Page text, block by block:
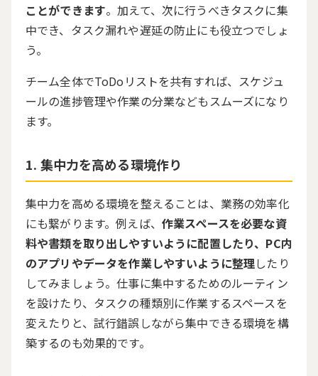
ことができます。加えて、次に行うべきタスクに集
中でき、タスク漏れや遅延の防止にも役立つでしょ
う。
チーム全体でToDoリストを共有すれば、スケジュ
ールの進捗管理や作業の分業などもスムーズになり
ます。
集中力を高める環境作り
集中力を高める環境を整えることは、業務の効率化
にも繋がります。例えば、 作業スペースを必要な資
料や書類を取り出しやすいように配置したり、PC内
のアプリやデータを作業しやすいように整理したり
してみましょう。仕事に集中するためのルーティン
を設けたり、タスクの種類別に作業するスペースを
変えたりと、試行錯誤しながら集中できる環境を構
築するのも効果的です。